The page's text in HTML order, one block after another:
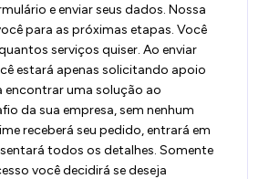
e enviar seus dados. Nossa
para as próximas etapas. Você
serviços quiser. Ao enviar
estará apenas solicitando apoio
encontrar uma solução ao
da sua empresa, sem nenhum
receberá seu pedido, entrará em
todos os detalhes. Somente
você decidirá se deseja